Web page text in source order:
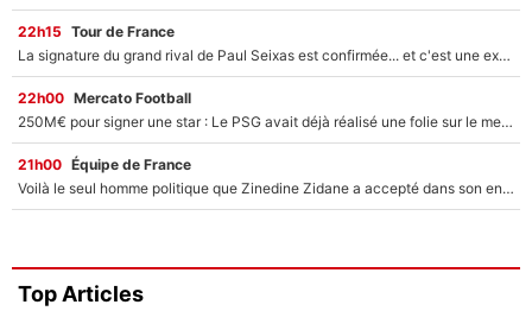
22h15 Tour de France
La signature du grand rival de Paul Seixas est confirmée... et c'est une excellente nouvelle pour l'équipe Decathlon-CMA CGM !
22h00 Mercato Football
250M€ pour signer une star : Le PSG avait déjà réalisé une folie sur le mercato bien avant Neymar !
21h00 Équipe de France
Voilà le seul homme politique que Zinedine Zidane a accepté dans son entourage : «Je garde un très bon souvenir de lui»
Top Articles